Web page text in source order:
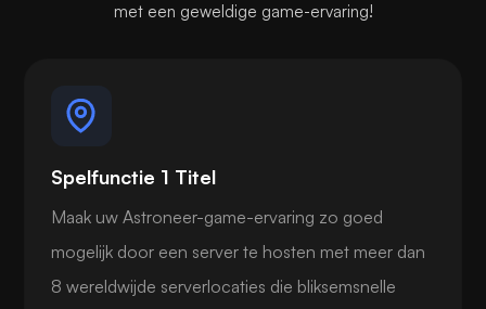
met een geweldige game-ervaring!
Spelfunctie 1 Titel
Maak uw Astroneer-game-ervaring zo goed
mogelijk door een server te hosten met meer dan
8 wereldwijde serverlocaties die bliksemsnelle